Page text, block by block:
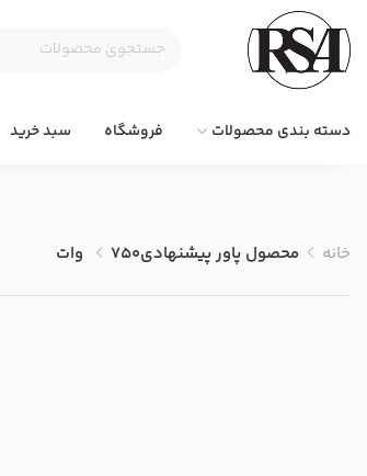
دسته بندی محصولات فروشگاه سبد خرید
خانه محصول پاور پیشنهادی750 وات